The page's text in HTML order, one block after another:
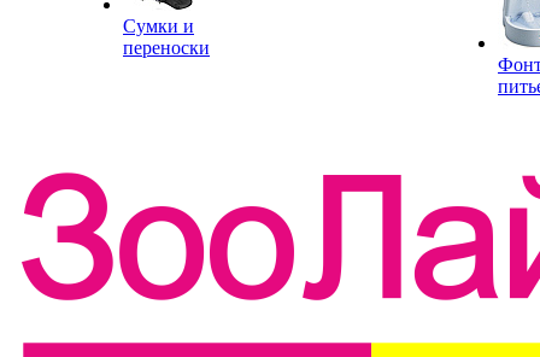
Сумки и
переноски